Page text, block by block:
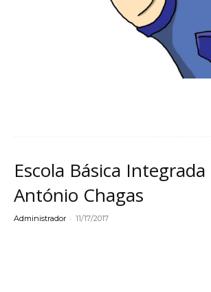
Escola Básica Integrada
António Chagas
Administrador - 11/17/2017